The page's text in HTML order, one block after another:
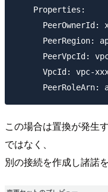
    Properties:
PeerOwnerId:
PeerRegion:
PeerVpcId:
VpcId: vpc-
この場合は置換が発生
ではなく、
別の接続を作成し諸諾